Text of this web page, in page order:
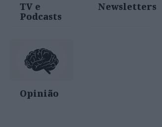
TV e
Podcasts
Newsletters
Opinião